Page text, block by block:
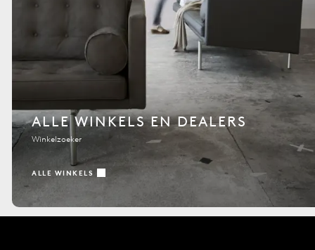
ALLE WINKELS EN DEALERS
Winkelzoeker
ALLE WINKELS